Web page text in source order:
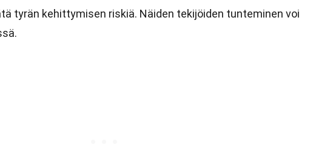
tyrän kehittymisen riskiä. Näiden tekijöiden tunteminen voi